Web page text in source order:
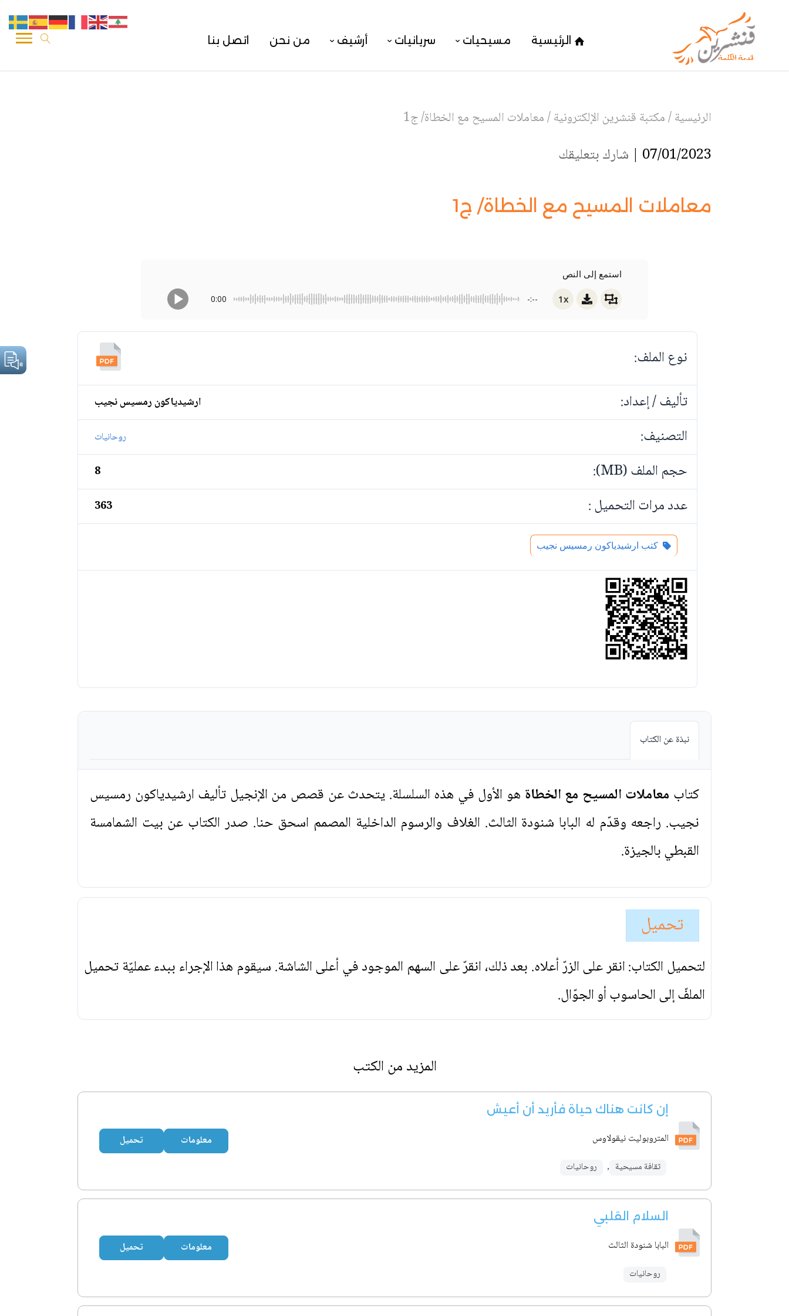
الرئيسية مسيحيات سريانيات أرشيف من نحن اتصل بنا
الرئيسية/مكتبة قنشرين الإلكترونية/معاملات المسيح مع الخطاة/ ج1
07/01/2023 | شارك بتعليقك
معاملات المسيح مع الخطاة/ ج1
استمع إلى النص
0:00 -:-- 1x
نوع الملف:
تأليف / إعداد:
ارشيدياكون رمسيس نجيب
التصنيف: روحانيات
حجم الملف (MB): 8
عدد مرات التحميل : 363
كتب ارشيدياكون رمسيس نجيب
نبذة عن الكتاب
كتاب معاملات المسيح مع الخطاة هو الأول في هذه السلسلة. يتحدث عن قصص من الإنجيل تأليف ارشيدياكون رمسيس
نجيب. راجعه وقدّم له البابا شنودة الثالث. الغلاف والرسوم الداخلية المصمم اسحق حنا. صدر الكتاب عن بيت الشمامسة
القبطي بالجيزة.
تحميل
لتحميل الكتاب: انقر على الزرّ أعلاه. بعد ذلك، انقرّ على السهم الموجود في أعلى الشاشة. سيقوم هذا الإجراء ببدء عمليّة تحميل
الملفّ إلى الحاسوب أو الجوّال.
المزيد من الكتب
إن كانت هناك حياة فأريد أن أعيش
المتروبوليت نيقولاوس
ثقافة مسيحية , روحانيات
معلومات تحميل
السلام القلبي
البابا شنودة الثالث
روحانيات
معلومات تحميل